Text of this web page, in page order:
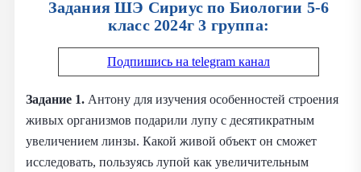
Задания ШЭ Сириус по Биологии 5-6
класс 2024г 3 группа:
Подпишись на telegram канал
Задание 1. Антону для изучения особенностей строения
живых организмов подарили лупу с десятикратным
увеличением линзы. Какой живой объект он сможет
исследовать, пользуясь лупой как увеличительным